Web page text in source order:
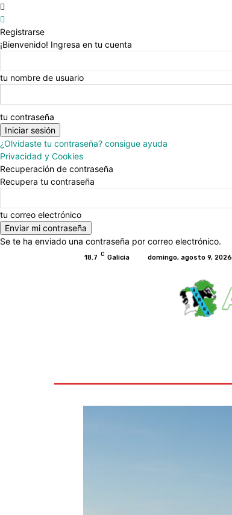
Registrarse
¡Bienvenido! Ingresa en tu cuenta
tu nombre de usuario
tu contraseña
¿Olvidaste tu contraseña? consigue ayuda
Privacidad y Cookies
Recuperación de contraseña
Recupera tu contraseña
tu correo electrónico
Se te ha enviado una contraseña por correo electrónico.
18.7 C Galicia domingo, agosto 9, 2026